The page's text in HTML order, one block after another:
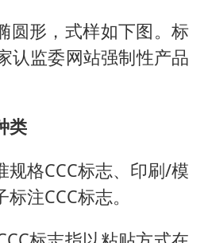
圆形，式样如下图。标
认监委网站强制性产品
类
规格CCC标志、印刷/模
注CCC标志。